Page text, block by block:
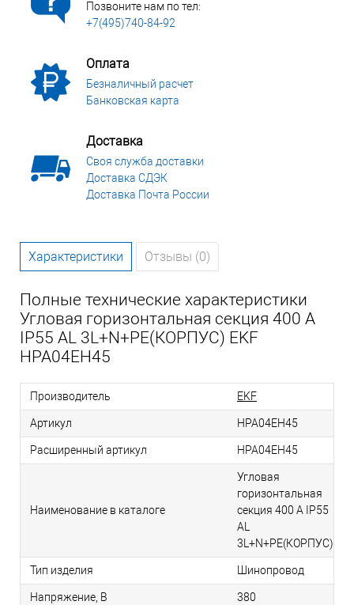
Позвоните нам по тел:
+7(495)740-84-92
Оплата
Безналичный расчет
Банковская карта
Доставка
Своя служба доставки
Доставка СДЭК
Доставка Почта России
Характеристики Отзывы (0)
Полные технические характеристики
Угловая горизонтальная секция 400 А
IP55 AL 3L+N+PE(КОРПУС) EKF
HPA04EH45
Производитель EKF
Артикул HPA04EH45
Расширенный артикул HPA04EH45
Наименование в каталоге
Угловая
горизонтальная
секция 400 А IP55
AL
3L+N+PE(КОРПУС)
Тип изделия Шинопровод
Напряжение, В 380